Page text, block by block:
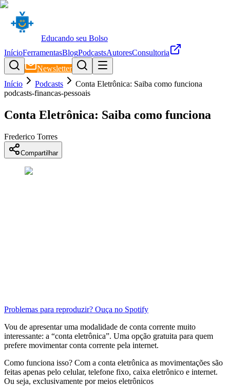
Educando seu Bolso
InícioFerramentasBlogPodcastsAutoresConsultoria
Newsletter
Início
Podcasts
Conta Eletrônica: Saiba como funciona
podcasts-financas-pessoais
Conta Eletrônica: Saiba como funciona
Frederico Torres
Compartilhar
Problemas para reproduzir? Ouça no Spotify
Vou de apresentar uma modalidade de conta corrente muito
interessante: a “conta eletrônica”. Uma opção gratuita para quem
prefere movimentar conta corrente pela internet.
Como funciona isso? Com a conta eletrônica as movimentações são
feitas apenas pelo celular, telefone fixo, caixa eletrônico e internet.
Ou seja, exclusivamente por meios eletrônicos